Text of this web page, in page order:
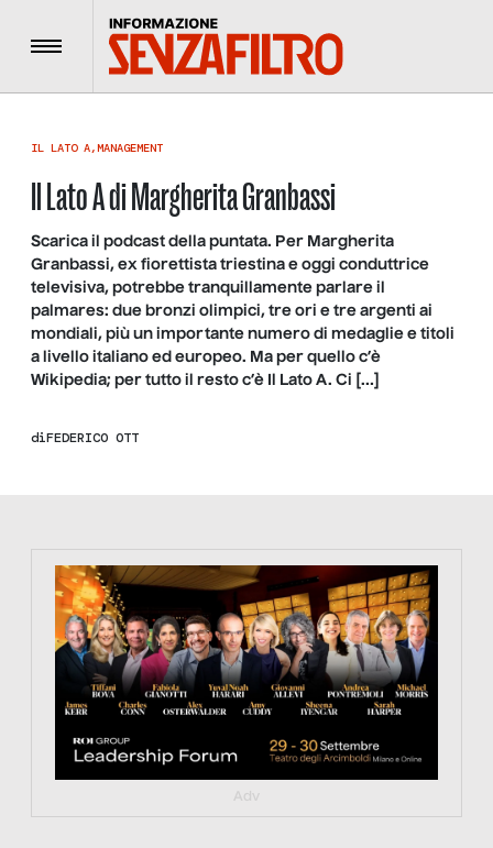
Menu
IL LATO A,MANAGEMENT
Il Lato A di Margherita Granbassi
Scarica il podcast della puntata. Per Margherita
Granbassi, ex fiorettista triestina e oggi conduttrice
televisiva, potrebbe tranquillamente parlare il
palmares: due bronzi olimpici, tre ori e tre argenti ai
mondiali, più un importante numero di medaglie e titoli
a livello italiano ed europeo. Ma per quello c’è
Wikipedia; per tutto il resto c’è Il Lato A. Ci […]
diFEDERICO OTT
https://tinyurl.com/363fvfm9
Adv